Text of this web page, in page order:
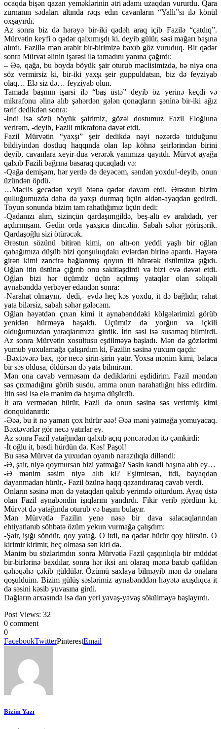
ocaqda bişən qazan yeməklərinin ətri adamı uzaqdan vururdu. Qara
zurnanın sədaları altında rəqs edın cavanların “Yallı”sı ilə könül
oxşayırdı.
Az sonra biz də hərəyə bir-iki qədəh araq içib Fazilə “çatdıq”.
Mürvətin keyfi o qədər qalxımışdı ki, deyib gülür, səsi mağarı başına
alırdı. Fazillə mən arabir bir-birimizə baxıb göz vuruduq. Bir qədər
sonra Mürvət əlinin işarəsi ilə tamadını yanına çağırdı:
– Əə, qağa, bu boyda böyük şair oturub məclisimizdə, bə niyə ona
söz vermirsiz ki, bir-iki yaxşı şeir guppuldatsın, biz də feyziyab
olaq… Elə siz də… feyziyab olun.
Tamada başının işarsi ilə “baş üstə” deyib öz yerinə keçdi və
mikrafonu əlinə alıb şəhərdən gələn qonaqların şəninə bir-iki ağız
tərif dedikdən sonra:
-İndi isə sözü böyük şairimiz, gözəl dostumuz Fazil Eloğluna
verirəm, -deyib, Fazili mikrafona dəvət etdi.
Fazil Mürvətin “yaxşı” şeir dedikdə nəyi nəzərdə tutduğunu
bildiyindən dostluq haqqında olan lap köhnə şeirlərindən birini
deyib, cavanlara xeyir-dua verərək yanımıza qayıtdı. Mürvət ayağa
qalxıb Fazili bağrına basaraq qucaqladı və:
-Qağa demişəm, hər yerdə də deyəcəm, səndən yoxdu!-deyib, onun
üzündən öpdü.
…Məclis gecədən xeyli ötənə qədər davam etdi. Ərəstun bizim
qulluğumuzda daha da yaxşı durmaq üçün əldən-ayaqdan gedirdi.
Toyun sonunda bizim tam rahatlığımız üçün dedi:
-Qadanızı alım, sizinçün qardaşımgildə, beş-altı ev aralıdadı, yer
açdırmışam. Gedin orda yaxşıca dincəlin. Sabah səhər görüşərik.
Qardaşoğlu sizi ötürəcək.
Ərəstun sözünü bitirən kimi, on altı-on yeddi yaşlı bir oğlan
qabağımıza düşüb bizi qonşuluqdakı evlərdən birinə apardı. Həyətə
girən kimi zəncirə bağlanmış qoyun iti hürərək üstümüzə şığıdı.
Oğlan itin üstünə çığırıb onu sakitləşdirdi və bizi evə dəvət etdi.
Oğlan bizi hər üçümüz üçün açılmış yataqlar olan səliqəli
aynabənddə yerbəyer edəndən sonra:
-Narahat olmayın,- dedi,- evdə heç kəs yoxdu, it də bağlıdır, rahat
yata bilərsiz, sabah səhər gələcəm.
Oğlan həyətdən çıxan kimi it aynabənddəki kölgələrimizi görüb
yenidən hürməyə başaldı. Üçümüz də yorğun və içkili
olduğumuzdan yataqlarımıza girdik. İtin səsi isə susamaq bilmirdi.
Az sonra Mürvətin xosultusu eşdilməyə başladı. Mən də gözlərimi
yumub yuxulamağa çalışırdım ki, Fazilin səsinə yuxum qaçdı:
-Bəxtəvərə bax, gör necə şirin-şirin yatır. Yoxsa mənim kimi, balaca
bir səs oldusa, öldürsən də yata bilmirəm.
Mən ona cavab verməsəm də dediklərini eşdidirim. Fazil məndən
səs çıxmadığını görüb susdu, amma onun narahatlığnı hiss edirdim.
İtin səsi isə elə mənim də başıma düşürdü.
İt ara vermədən hürür, Fazil də onun səsinə səs verirmiş kimi
donquldanırdı:
-Əəə, bu it nə yaman çox hürür əəə! Əəə məni yatmağa yomuyacaq.
Bəxtəvərlər gör necə yatırlar ey.
Az sonra Fazil yatağından qalxıb açıq pəncərədən itə çəmkirdi:
-İt oğlu it, bəsdi hürdün də. Kəs! Paşol!
Bu səsə Mürvət də yuxudan oyanıb narazılıqla dilləndi:
-Ə, şair, niyə qoymursan bizi yatmağa? Səsin kəndi başına alıb ey…
-Ə mənim səsim niyə alıb ki? Eşitmirsən, itdi, bayaqdan
dayanmadan hürür,- Fazil özünə haqq qazandıraraq cavab verdi.
Onların səsinə mən də yataqdan qalxıb yerimdə oiturdum. Ayaq üstə
olan Fazil aynabəndin işıqlarını yandırdı. Fikir verib gördüm ki,
Mürvət də yatağında oturub və başını bulayır.
Mən Mürvətlə Fazilin yenə nəsə bir dava salacaqlarından
ehtiyatlanıb söhbətə özüm yekun vurmağa çalışdım:
-Şair, işığı söndür, qoy yatağ. O itdi, nə qədər hürür qoy hürsün. O
kirimir kirimir, heç olmasa sən kiri də.
Mənim bu sözlərimdın sonra Mürvətlə Fazil çaşqınlıqla bir müddət
bir-birlərinə baxdılar, sonra hər iksi ani olaraq mənə baxıb qəfildən
qəhəqəhə çəkib güldülər. Özümü saxlaya bilməyib mən də onalara
qoşulduim. Bizim gülüş səslərimiz aynabənddən həyətə axışdıqca it
də səsini kəsib yuvasına girdi.
Dağların arxasında isə dan yeri yavaş-yavaş sökülməyə başlayırdı.
Post Views: 32
0 comment
0
FacebookTwitterPinterestEmail
Bizim Yazı